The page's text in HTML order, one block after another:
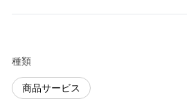
種類
商品サービス